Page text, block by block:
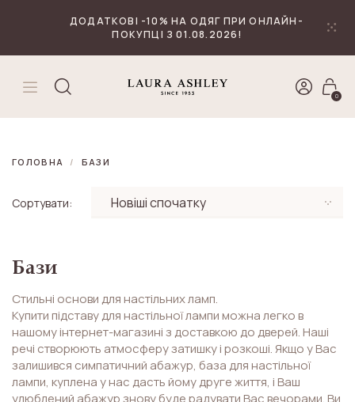
ДОДАТКОВІ -10% НА ОДЯГ ПРИ ОНЛАЙН-
ПОКУПЦІ З 01.08.2026!
0
ГОЛОВНА БАЗИ
Сортувати:
Бази
Стильні основи для настільних ламп.
Купити підставу для настільної лампи можна легко в
нашому інтернет-магазині з доставкою до дверей. Наші
речі створюють атмосферу затишку і розкоші. Якщо у Вас
залишився симпатичний абажур, база для настільної
лампи, куплена у нас дасть йому друге життя, і Ваш
улюблений абажур знову буде радувати Вас вечорами. Ви